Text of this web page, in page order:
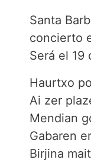
Santa
concierto
Será el 19
Haurtxo
Ai zer
Mendian
Gabaren
Birjina